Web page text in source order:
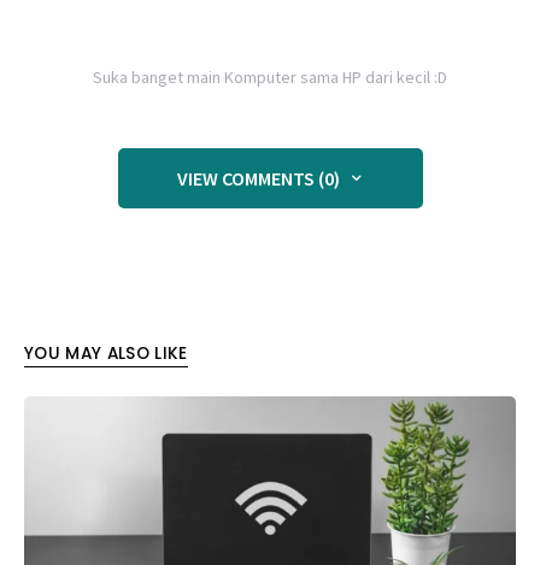
Suka banget main Komputer sama HP dari kecil :D
VIEW COMMENTS (0)
YOU MAY ALSO LIKE